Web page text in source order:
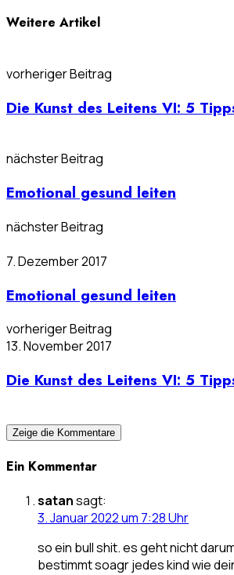
Weitere Artikel
vorheriger Beitrag
Die Kunst des Leitens VI: 5
nächster Beitrag
Emotional gesund leiten
nächster Beitrag
7. Dezember 2017
Emotional gesund leiten
vorheriger Beitrag
13. November 2017
Die Kunst des Leitens VI: 5
Zeige die Kommentare
Ein Kommentar
satansagt:
3. Januar 2022 um 7:28 Uhr
so ein bull shit. es geht nicht
bestimmt soagr jedes kind wie